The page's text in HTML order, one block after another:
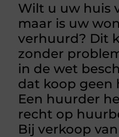
Wilt u uw huis
maar is uw
verhuurd? Dit
zonder
in de wet
dat koop geen
Een huurder
recht op
Bij verkoop